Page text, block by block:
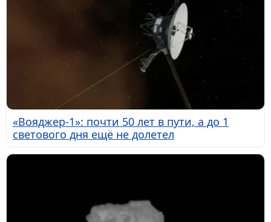
«Вояджер-1»: почти 50 лет в пути, а до 1
светового дня ещё не долетел